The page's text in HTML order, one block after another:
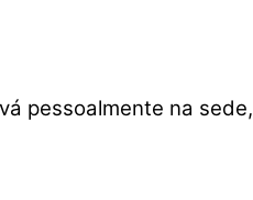
pessoalmente na sede,